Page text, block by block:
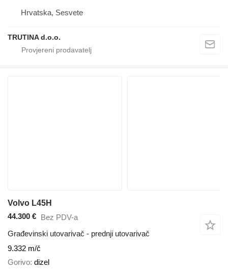
Hrvatska, Sesvete
TRUTINA d.o.o.
Volvo L45H
44.300 € Bez PDV-a
Građevinski utovarivač - prednji utovarivač
9.332 m/č
Gorivo dizel